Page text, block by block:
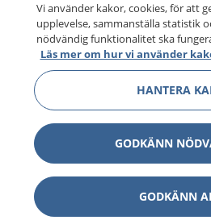
Vi använder kakor, cookies, för att
upplevelse, sammanställa statistik
nödvändig funktionalitet ska
Läs mer om hur vi använder
HANTERA
GODKÄNN
GODKÄNN